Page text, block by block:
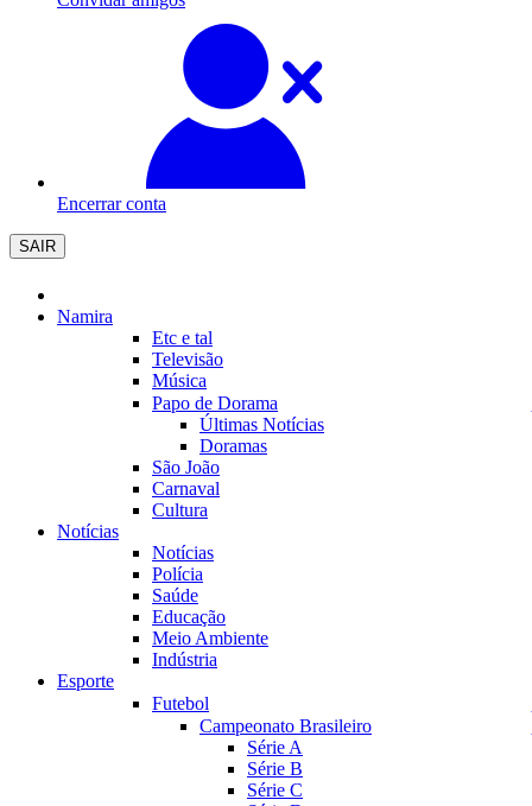
Encerrar conta
SAIR
Namira
Etc e tal
Televisão
Música
Papo de Dorama
Últimas Notícias
Doramas
São João
Carnaval
Cultura
Notícias
Notícias
Polícia
Saúde
Educação
Meio Ambiente
Indústria
Esporte
Futebol
Campeonato Brasileiro
Série A
Série B
Série C